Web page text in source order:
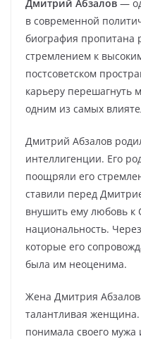
Дмитрий Абзалов —
в современной
биография пропитана
стремлением к
постсоветском
карьеру перешагнуть
одним из самых
Дмитрий Абзалов
интеллигенции. Его
поощряли его
ставили перед
внушить ему любовь к
национальность.
которые его
была им неоценима.
Жена Дмитрия
талантливая
понимала своего мужа